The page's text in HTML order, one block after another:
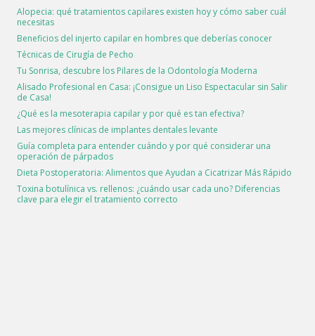
Alopecia: qué tratamientos capilares existen hoy y cómo saber cuál
necesitas
Beneficios del injerto capilar en hombres que deberías conocer
Técnicas de Cirugía de Pecho
Tu Sonrisa, descubre los Pilares de la Odontología Moderna
Alisado Profesional en Casa: ¡Consigue un Liso Espectacular sin Salir
de Casa!
¿Qué es la mesoterapia capilar y por qué es tan efectiva?
Las mejores clínicas de implantes dentales levante
Guía completa para entender cuándo y por qué considerar una
operación de párpados
Dieta Postoperatoria: Alimentos que Ayudan a Cicatrizar Más Rápido
Toxina botulínica vs. rellenos: ¿cuándo usar cada uno? Diferencias
clave para elegir el tratamiento correcto